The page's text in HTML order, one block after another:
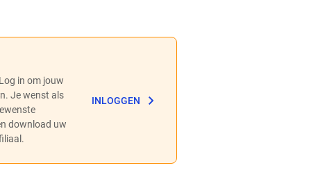
in om jouw
Je wenst als
download uw
INLOGGEN